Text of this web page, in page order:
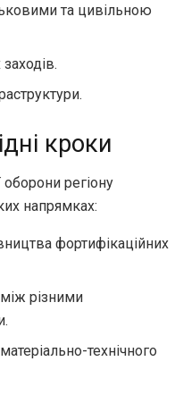
та цивільною
кроки
регіону
напрямках:
фортифікаційних
різними
технічного